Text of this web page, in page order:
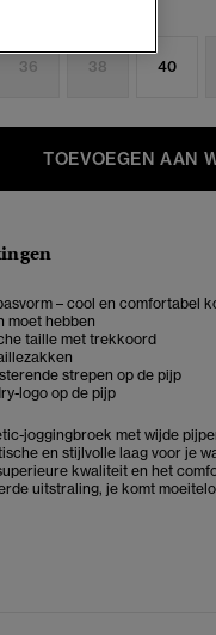
Maat:
36 38 40
TOEVOEGEN AAN
– cool en comfortabel
moet hebben
taille met trekkoord
strepen op de pijp
logo op de pijp
joggingbroek met wijde
en stijlvolle laag voor je
kwaliteit en het
uitstraling, je komt